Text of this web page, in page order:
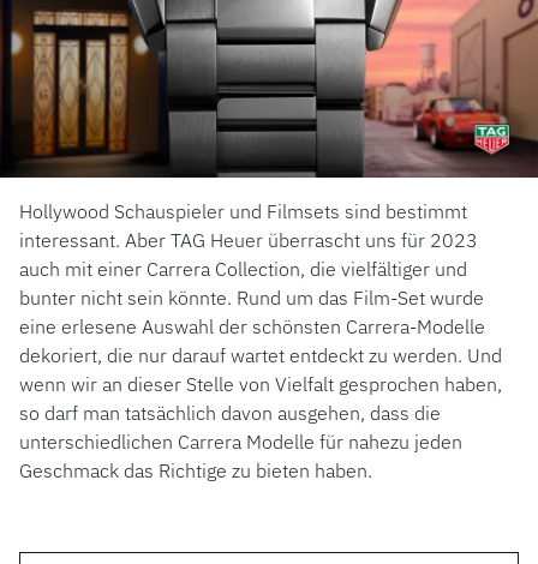
Hollywood Schauspieler und Filmsets sind bestimmt
interessant. Aber TAG Heuer überrascht uns für 2023
auch mit einer Carrera Collection, die vielfältiger und
bunter nicht sein könnte. Rund um das Film-Set wurde
eine erlesene Auswahl der schönsten Carrera-Modelle
dekoriert, die nur darauf wartet entdeckt zu werden. Und
wenn wir an dieser Stelle von Vielfalt gesprochen haben,
so darf man tatsächlich davon ausgehen, dass die
unterschiedlichen Carrera Modelle für nahezu jeden
Geschmack das Richtige zu bieten haben.